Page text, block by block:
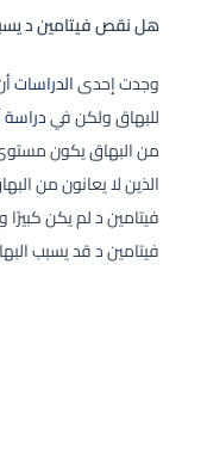
هل نقص فيتامين د
وجدت إحدىالدراسات
للبهاق ولكن فيدراسة
من البهاق يكون
الذين لا يعانون من
فيتامين د لم يكن
فيتامين د قد يسبب